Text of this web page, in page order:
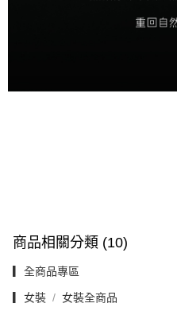
商品相關分類 (10)
▎全商品專區
▎女裝 女裝全商品